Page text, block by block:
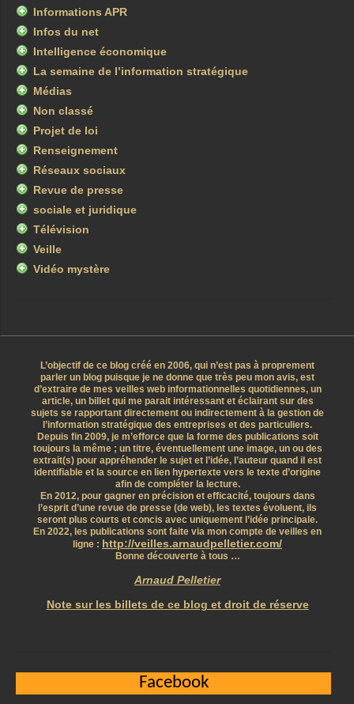
Informations APR
Infos du net
Intelligence économique
La semaine de l’information stratégique
Médias
Non classé
Projet de loi
Renseignement
Réseaux sociaux
Revue de presse
sociale et juridique
Télévision
Veille
Vidéo mystère
L’objectif de ce blog créé en 2006, qui n’est pas à proprement
parler un blog puisque je ne donne que très peu mon avis, est
d’extraire de mes veilles web informationnelles quotidiennes, un
article, un billet qui me parait intéressant et éclairant sur des
sujets se rapportant directement ou indirectement à la gestion de
l’information stratégique des entreprises et des particuliers.
Depuis fin 2009, je m’efforce que la forme des publications soit
toujours la même ; un titre, éventuellement une image, un ou des
extrait(s) pour appréhender le sujet et l’idée, l’auteur quand il est
identifiable et la source en lien hypertexte vers le texte d’origine
afin de compléter la lecture.
En 2012, pour gagner en précision et efficacité, toujours dans
l’esprit d’une revue de presse (de web), les textes évoluent, ils
seront plus courts et concis avec uniquement l’idée principale.
En 2022, les publications sont faite via mon compte de veilles en
ligne : http://veilles.arnaudpelletier.com/
Bonne découverte à tous …
Arnaud Pelletier
Note sur les billets de ce blog et droit de réserve
Facebook